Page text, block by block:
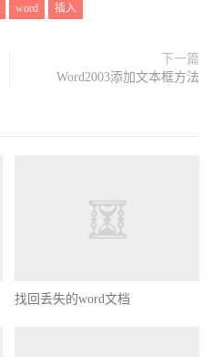
word 插入
下一篇
Word2003添加文本框方法
找回丢失的word文档